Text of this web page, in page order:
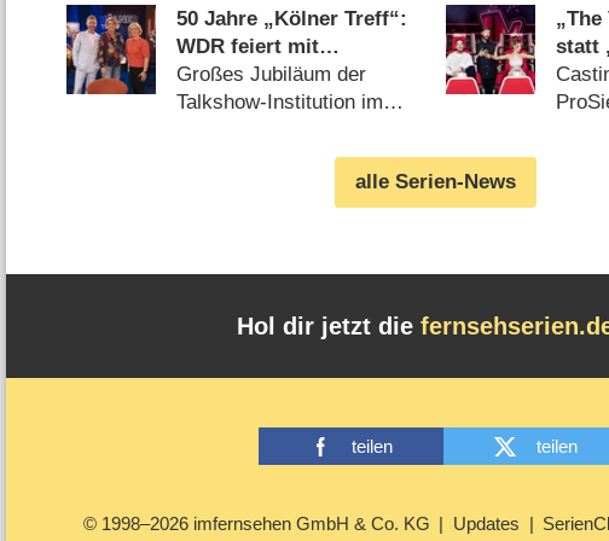
Eins
50 Jahre „Kölner Treff“:
WDR feiert mit
Primetime-Show, Doku
und Rückblicken
Großes Jubiläum der
Talkshow-Institution im
„The
statt
alle Serien-News
Hol dir jetzt die
teilen teilen
© 1998–2026 imfernsehen GmbH & Co. KG Updates